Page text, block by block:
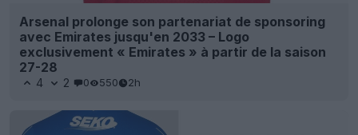
Arsenal prolonge son partenariat de sponsoring
avec Emirates jusqu'en 2033 – Logo
exclusivement « Emirates » à partir de la saison
27-28
4 2 0 550 2h